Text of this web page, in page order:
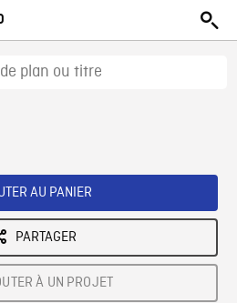
AU PANIER
PARTAGER
À UN PROJET